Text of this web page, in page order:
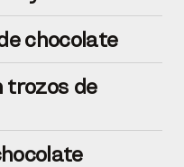
chocolate
trozos de